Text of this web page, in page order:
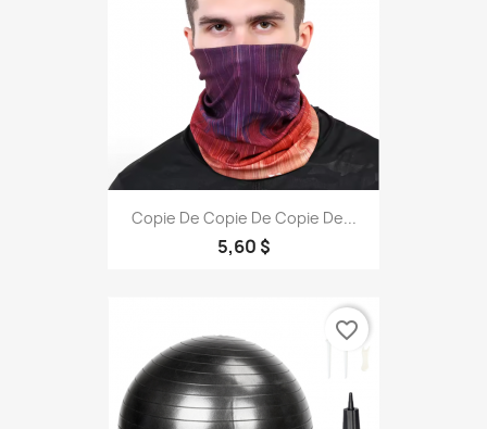
Copie De Copie De Copie De...
5,60 $
favorite_border